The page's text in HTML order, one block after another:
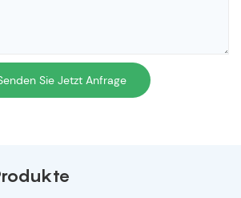
Sie Jetzt Anfrage